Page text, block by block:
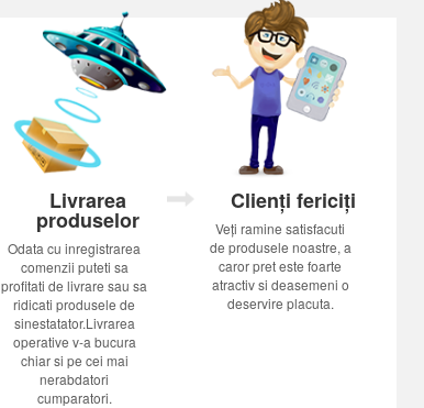
Livrarea
produselor
Odata cu inregistrarea
comenzii puteti sa
profitati de livrare sau sa
ridicati produsele de
sinestatator.Livrarea
operative v-a bucura
chiar si pe cei mai
nerabdatori
cumparatori.
Clienți fericiți
Veți ramine satisfacuti
de produsele noastre, a
caror pret este foarte
atractiv si deasemeni o
deservire placuta.